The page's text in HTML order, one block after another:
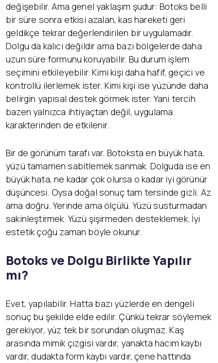
değişebilir. Ama genel yaklaşım şudur: Botoks belli
bir süre sonra etkisi azalan, kas hareketi geri
geldikçe tekrar değerlendirilen bir uygulamadır.
Dolgu da kalıcı değildir ama bazı bölgelerde daha
uzun süre formunu koruyabilir. Bu durum işlem
seçimini etkileyebilir. Kimi kişi daha hafif, geçici ve
kontrollü ilerlemek ister. Kimi kişi ise yüzünde daha
belirgin yapısal destek görmek ister. Yani tercih
bazen yalnızca ihtiyaçtan değil, uygulama
karakterinden de etkilenir.
Bir de görünüm tarafı var. Botoksta en büyük hata,
yüzü tamamen sabitlemek sanmak. Dolguda ise en
büyük hata, ne kadar çok olursa o kadar iyi görünür
düşüncesi. Oysa doğal sonuç tam tersinde gizli. Az
ama doğru. Yerinde ama ölçülü. Yüzü susturmadan
sakinleştirmek. Yüzü şişirmeden desteklemek. İyi
estetik çoğu zaman böyle okunur.
Botoks ve Dolgu Birlikte Yapılır
mı?
Evet, yapılabilir. Hatta bazı yüzlerde en dengeli
sonuç bu şekilde elde edilir. Çünkü tekrar söylemek
gerekiyor, yüz tek bir sorundan oluşmaz. Kaş
arasında mimik çizgisi vardır, yanakta hacim kaybı
vardır, dudakta form kaybı vardır, çene hattında